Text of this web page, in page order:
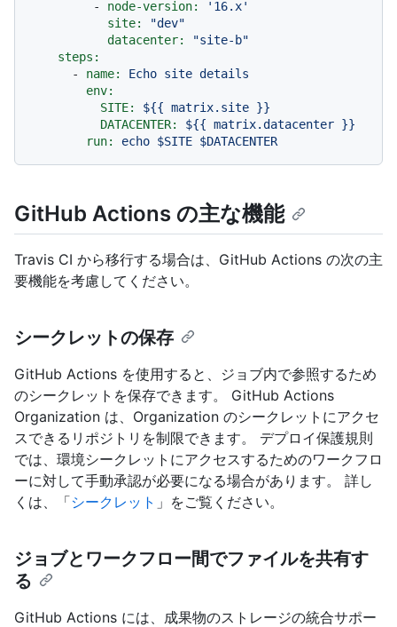
- node-version:
'16.x'
site:
"dev"
datacenter:
"site-b"
steps:
-
name: Echo site details
env:
SITE:
${{ matrix.site }}
DATACENTER:
${{ matrix.datacenter }}
run:
echo $SITE $DATACENTER
GitHub Actions の主な機能
Travis CI から移行する場合は、GitHub Actions の次の主
要機能を考慮してください。
シークレットの保存
GitHub Actions を使用すると、ジョブ内で参照するため
のシークレットを保存できます。 GitHub Actions
Organization は、Organization のシークレットにアクセ
スできるリポジトリを制限できます。 デプロイ保護規則
では、環境シークレットにアクセスするためのワークフロ
ーに対して手動承認が必要になる場合があります。 詳し
くは、「シークレット 」をご覧ください。
ジョブとワークフロー間でファイルを共有す
る
GitHub Actions には、成果物のストレージの統合サポー